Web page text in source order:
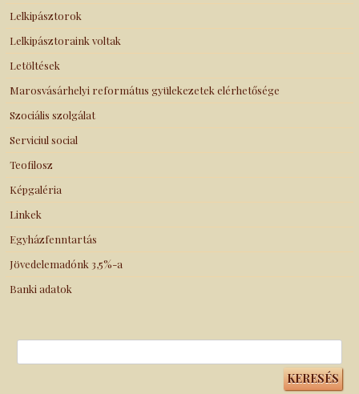
Lelkipásztorok
Lelkipásztoraink voltak
Letöltések
Marosvásárhelyi református gyülekezetek elérhetősége
Szociális szolgálat
Serviciul social
Teofilosz
Képgaléria
Linkek
Egyházfenntartás
Jövedelemadónk 3,5%-a
Banki adatok